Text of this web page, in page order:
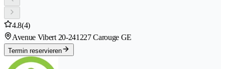
4.8(4)
Avenue Vibert 20-241227 Carouge GE
Termin reservieren